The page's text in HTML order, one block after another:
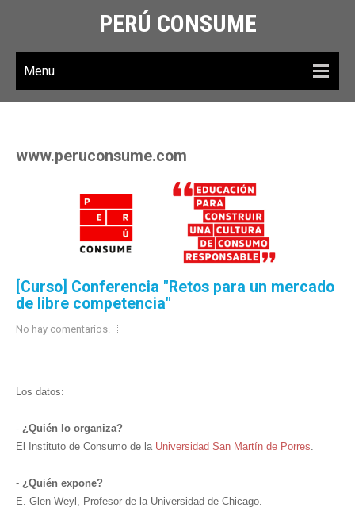
PERÚ CONSUME
Menu
www.peruconsume.com
[Curso] Conferencia "Retos para un mercado
de libre competencia"
No hay comentarios.
Los datos:
- ¿Quién lo organiza?
El Instituto de Consumo de la Universidad San Martín de Porres
- ¿Quién expone?
E. Glen Weyl, Profesor de la Universidad de Chicago.